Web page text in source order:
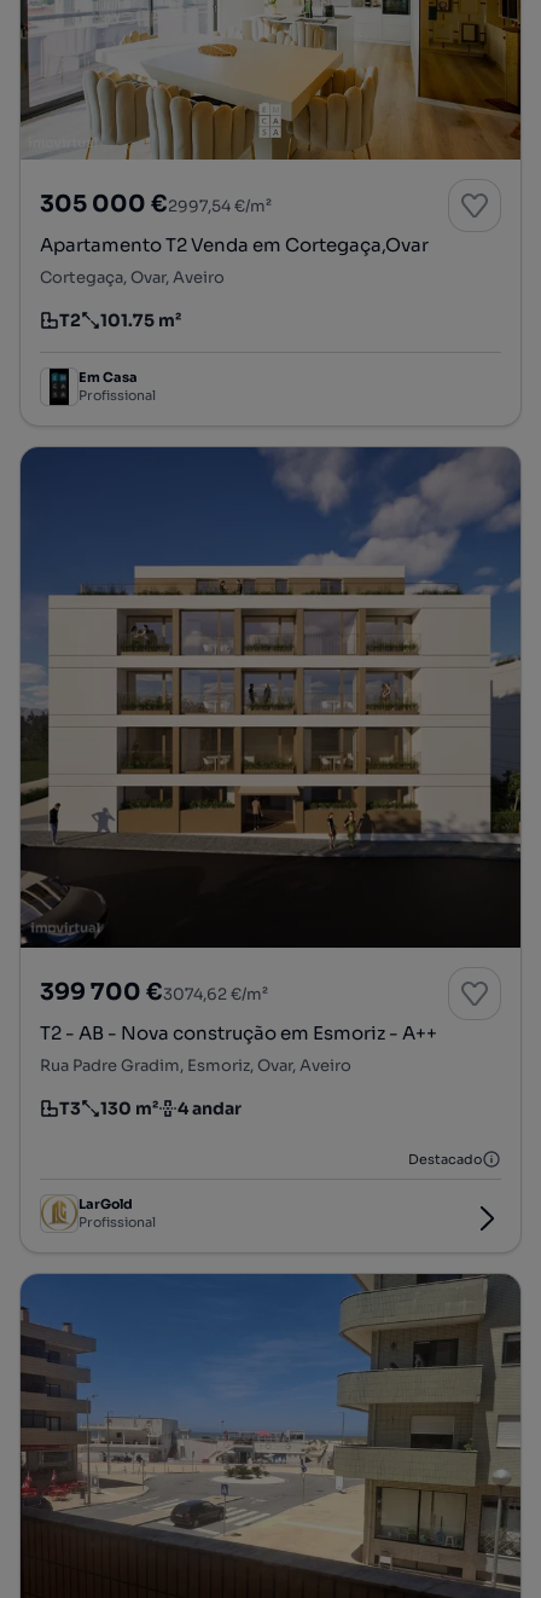
305 000 €2997,54 €/m²
Apartamento T2 Venda em Cortegaça,Ovar
Cortegaça, Ovar, Aveiro
Tipologia
T2
Preço por metro quadrado
101.75 m²
Em Casa
Profissional
399 700 €3074,62 €/m²
T2 - AB - Nova construção em Esmoriz - A++
Rua Padre Gradim, Esmoriz, Ovar, Aveiro
Tipologia
T3
Preço por metro quadrado
130 m²
Andar 4 andar
Destacado
LarGold
Profissional